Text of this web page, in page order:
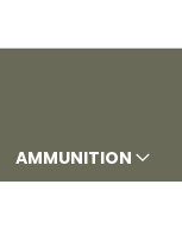
AMMUNITION